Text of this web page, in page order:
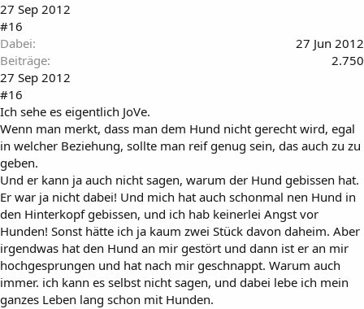
27 Sep 2012
#16
Dabei
27 Jun 2012
Beiträge
2.750
27 Sep 2012
#16
Ich sehe es eigentlich JoVe.
Wenn man merkt, dass man dem Hund nicht gerecht wird, egal
in welcher Beziehung, sollte man reif genug sein, das auch zu zu
geben.
Und er kann ja auch nicht sagen, warum der Hund gebissen hat.
Er war ja nicht dabei! Und mich hat auch schonmal nen Hund in
den Hinterkopf gebissen, und ich hab keinerlei Angst vor
Hunden! Sonst hätte ich ja kaum zwei Stück davon daheim. Aber
irgendwas hat den Hund an mir gestört und dann ist er an mir
hochgesprungen und hat nach mir geschnappt. Warum auch
immer. ich kann es selbst nicht sagen, und dabei lebe ich mein
ganzes Leben lang schon mit Hunden.